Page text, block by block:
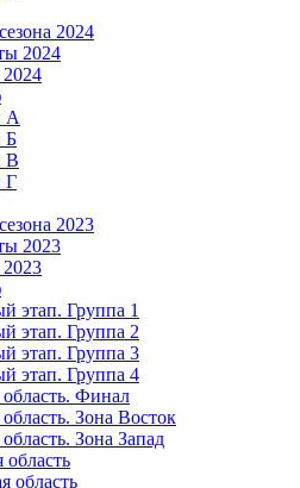
2024
2024
A
Б
В
Г
2023
2023
этап. Группа 1
этап. Группа 2
этап. Группа 3
этап. Группа 4
область. Финал
область. Зона Восток
область. Зона Запад
область
область